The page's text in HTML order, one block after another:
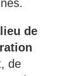
de
de